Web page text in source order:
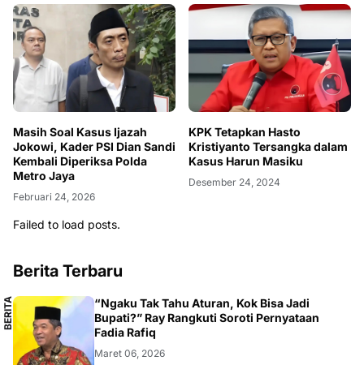
Masih Soal Kasus Ijazah
Jokowi, Kader PSI Dian Sandi
Kembali Diperiksa Polda
Metro Jaya
Februari 24, 2026
KPK Tetapkan Hasto
Kristiyanto Tersangka dalam
Kasus Harun Masiku
Desember 24, 2024
Failed to load posts.
Berita Terbaru
B
E
R
I
T
A
L
O
K
AL
“Ngaku Tak Tahu Aturan, Kok Bisa Jadi
Bupati?” Ray Rangkuti Soroti Pernyataan
Fadia Rafiq
Maret 06, 2026